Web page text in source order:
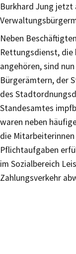
Burkhard Jung jetzt
Neben
Rettungsdienst,
angehören, sind
Bürgerämtern, der
des
Standesamtes
waren neben
die
Pflichtaufgaben
im Sozialbereich
Zahlungsverkehr